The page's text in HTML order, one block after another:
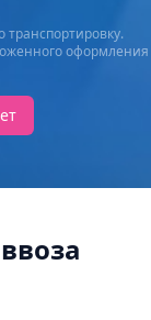
транспортировку.
оформления